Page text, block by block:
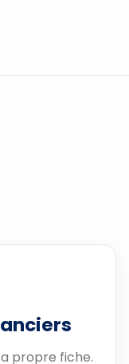
propre fiche.